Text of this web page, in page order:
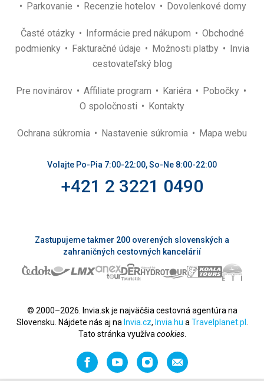
Parkovanie
Recenzie hotelov Dovolenkové domy
Časté otázky Informácie pred nákupom
Obchodné
podmienky
Fakturačné údaje Možnosti platby
Invia
cestovateľský blog
Pre novinárov Affiliate program Kariéra
Pobočky
O spoločnosti
Kontakty
Ochrana súkromia Nastavenie súkromia Mapa webu
Volajte Po-Pia 7:00-22:00, So-Ne 8:00-22:00
+421 2 3221 0490
Zastupujeme takmer 200 overených slovenských a
zahraničných cestovných kancelárií
© 2000–2026. Invia.sk je najväčšia cestovná agentúra na
Slovensku. Nájdete nás aj na Invia.cz, Invia.hu a Travelplanet.pl
Tato stránka využíva cookies.
FacebookYouTubeInstagramOdporučiť